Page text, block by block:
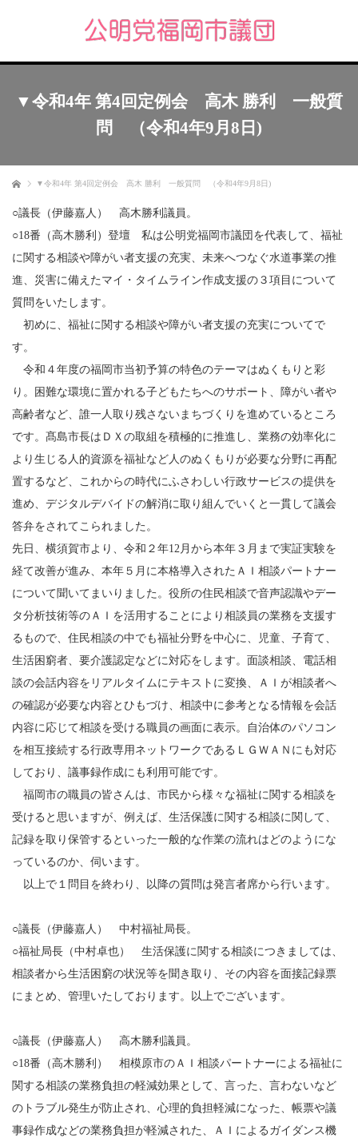
▼令和4年 第4回定例会 高木 勝利 一般質
問 （令和4年9月8日)
ホーム ▼令和4年 第4回定例会 高木 勝利 一般質問 （令和4年9月8日)
○議長（伊藤嘉人） 高木勝利議員。
○18番（高木勝利）登壇 私は公明党福岡市議団を代表して、福祉
に関する相談や障がい者支援の充実、未来へつなぐ水道事業の推
進、災害に備えたマイ・タイムライン作成支援の３項目について
質問をいたします。
初めに、福祉に関する相談や障がい者支援の充実についてで
す。
令和４年度の福岡市当初予算の特色のテーマはぬくもりと彩
り。困難な環境に置かれる子どもたちへのサポート、障がい者や
高齢者など、誰一人取り残さないまちづくりを進めているところ
です。髙島市長はＤＸの取組を積極的に推進し、業務の効率化に
より生じる人的資源を福祉など人のぬくもりが必要な分野に再配
置するなど、これからの時代にふさわしい行政サービスの提供を
進め、デジタルデバイドの解消に取り組んでいくと一貫して議会
答弁をされてこられました。
先日、横須賀市より、令和２年12月から本年３月まで実証実験を
経て改善が進み、本年５月に本格導入されたＡＩ相談パートナー
について聞いてまいりました。役所の住民相談で音声認識やデー
タ分析技術等のＡＩを活用することにより相談員の業務を支援す
るもので、住民相談の中でも福祉分野を中心に、児童、子育て、
生活困窮者、要介護認定などに対応をします。面談相談、電話相
談の会話内容をリアルタイムにテキストに変換、ＡＩが相談者へ
の確認が必要な内容とひもづけ、相談中に参考となる情報を会話
内容に応じて相談を受ける職員の画面に表示。自治体のパソコン
を相互接続する行政専用ネットワークであるＬＧＷＡＮにも対応
しており、議事録作成にも利用可能です。
福岡市の職員の皆さんは、市民から様々な福祉に関する相談を
受けると思いますが、例えば、生活保護に関する相談に関して、
記録を取り保管するといった一般的な作業の流れはどのようにな
っているのか、伺います。
以上で１問目を終わり、以降の質問は発言者席から行います。
○議長（伊藤嘉人） 中村福祉局長。
○福祉局長（中村卓也） 生活保護に関する相談につきましては、
相談者から生活困窮の状況等を聞き取り、その内容を面接記録票
にまとめ、管理いたしております。以上でございます。
○議長（伊藤嘉人） 高木勝利議員。
○18番（高木勝利） 相模原市のＡＩ相談パートナーによる福祉に
関する相談の業務負担の軽減効果として、言った、言わないなど
のトラブル発生が防止され、心理的負担軽減になった、帳票や議
事録作成などの業務負担が軽減された、ＡＩによるガイダンス機